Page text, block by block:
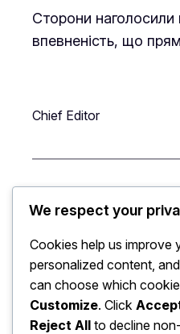
Сторони наголосили
впевненість, що
Chief Editor
Leave a
You must belogged in
We respect your
Cookies help us improve
personalized content,
can choose which
Customize. Click
Reject All to decline